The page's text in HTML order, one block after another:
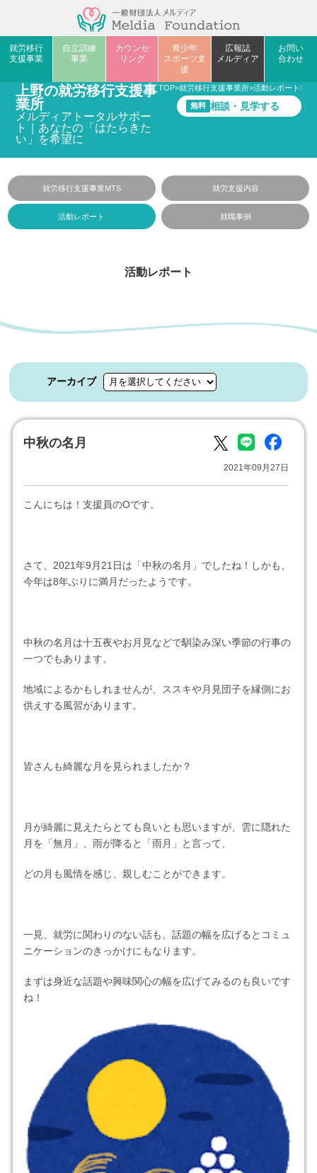
就労移行
支援事業
自立訓練
事業
カウンセ
リング
青少年
スポーツ支
援
広報誌
メルディア
お問い
合わせ
上野の就労移行支援事
業所
メルディアトータルサポー
ト｜あなたの「はたらきた
い」を希望に
TOP>就労移行支援事業所>活動レポート>
無料 相談・見学する
就労移行支援事業MTS 就労支援内容
活動レポート 就職事例
活動レポート
アーカイブ
中秋の名月
2021年09月27日
こんにちは！支援員のOです。
さて、2021年9月21日は「中秋の名月」でしたね！しかも、
今年は8年ぶりに満月だったようです。
中秋の名月は十五夜やお月見などで馴染み深い季節の行事の
一つでもあります。
地域によるかもしれませんが、ススキや月見団子を縁側にお
供えする風習があります。
皆さんも綺麗な月を見られましたか？
月が綺麗に見えたらとても良いとも思いますが、雲に隠れた
月を「無月」、雨が降ると「雨月」と言って、
どの月も風情を感じ、親しむことができます。
一見、就労に関わりのない話も、話題の幅を広げるとコミュ
ニケーションのきっかけにもなります。
まずは身近な話題や興味関心の幅を広げてみるのも良いです
ね！